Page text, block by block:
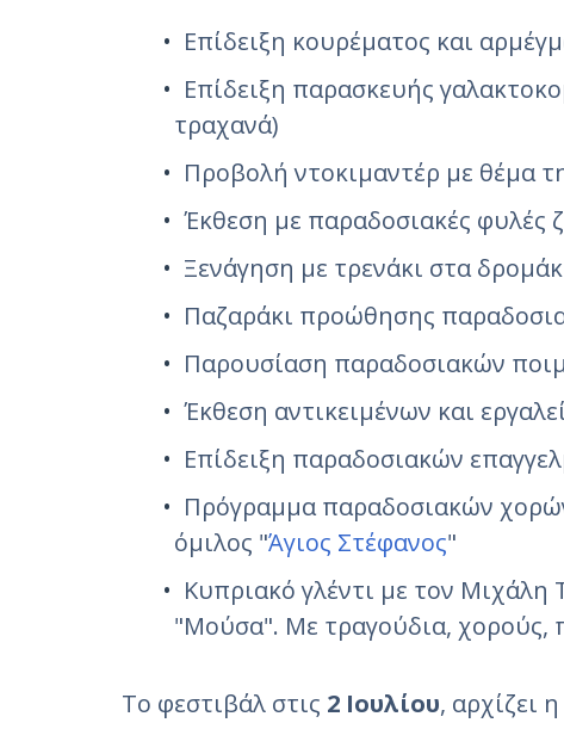
Επίδειξη κουρέματος και
Επίδειξη παρασκευής
τραχανά)
Προβολή ντοκιμαντέρ με θέμα
Έκθεση με παραδοσιακές φυλές
Ξενάγηση με τρενάκι στα
Παζαράκι προώθησης
Παρουσίαση παραδοσιακών
Έκθεση αντικειμένων και
Επίδειξη παραδοσιακών
Πρόγραμμα παραδοσιακών
όμιλος "Άγιος Στέφανος"
Κυπριακό γλέντι με τον Μιχάλη
"Μούσα". Με τραγούδια, χορούς,
Το φεστιβάλ στις 2 Ιουλίου, αρχίζει